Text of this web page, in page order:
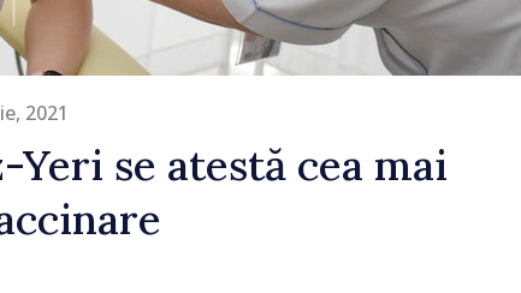
2021
Yeri se atestă cea mai